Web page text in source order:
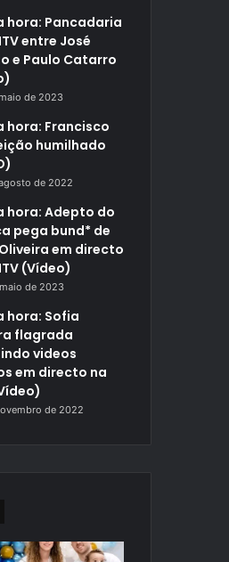
hora: Pancadaria
entre José
e Paulo Catarro
de 2023
hora: Francisco
humilhado
de 2022
hora: Adepto do
pega bund* de
em directo
(Vídeo)
de 2023
hora: Sofia
flagrada
videos
em directo na
de 2022